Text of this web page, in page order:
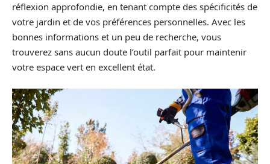
réflexion approfondie, en tenant compte des spécificités de
votre jardin et de vos préférences personnelles. Avec les
bonnes informations et un peu de recherche, vous
trouverez sans aucun doute l’outil parfait pour maintenir
votre espace vert en excellent état.